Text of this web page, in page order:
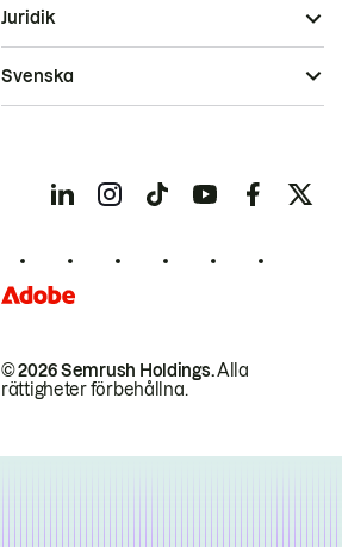
© 2026 Semrush Holdings.Alla
rättigheter förbehållna.
Juridik
Svenska